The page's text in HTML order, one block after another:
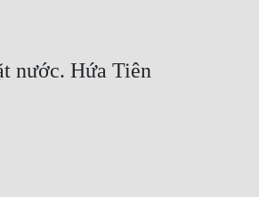
nước. Hứa Tiên